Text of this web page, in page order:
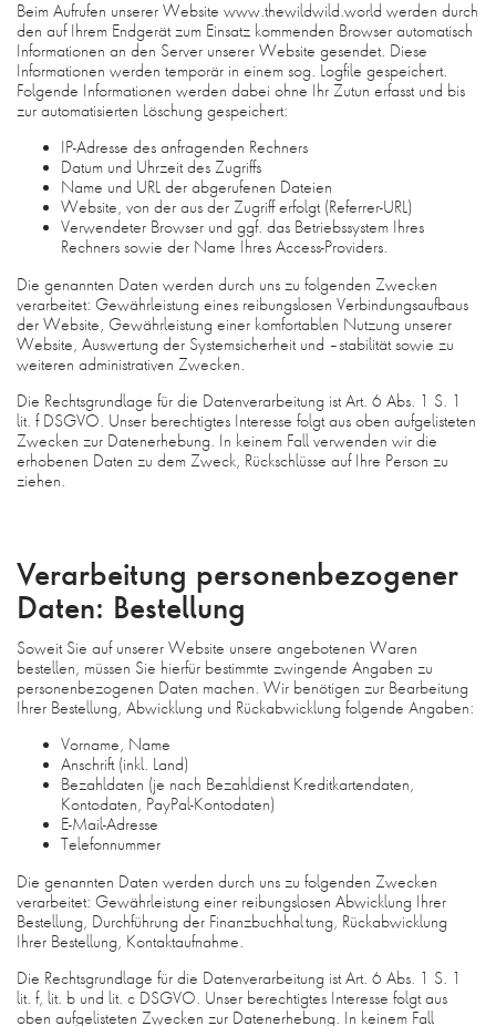
Beim Aufrufen unserer Website www.thewildwild.world werden durch
den auf Ihrem Endgerät zum Einsatz kommenden Browser automatisch
Informationen an den Server unserer Website gesendet. Diese
Informationen werden temporär in einem sog. Logfile gespeichert.
Folgende Informationen werden dabei ohne Ihr Zutun erfasst und bis
zur automatisierten Löschung gespeichert:
IP-Adresse des anfragenden Rechners
Datum und Uhrzeit des Zugriffs
Name und URL der abgerufenen Dateien
Website, von der aus der Zugriff erfolgt (Referrer-URL)
Verwendeter Browser und ggf. das Betriebssystem Ihres
Rechners sowie der Name Ihres Access-Providers.
Die genannten Daten werden durch uns zu folgenden Zwecken
verarbeitet: Gewährleistung eines reibungslosen Verbindungsaufbaus
der Website, Gewährleistung einer komfortablen Nutzung unserer
Website, Auswertung der Systemsicherheit und –stabilität sowie zu
weiteren administrativen Zwecken.
Die Rechtsgrundlage für die Datenverarbeitung ist Art. 6 Abs. 1 S. 1
lit. f DSGVO. Unser berechtigtes Interesse folgt aus oben aufgelisteten
Zwecken zur Datenerhebung. In keinem Fall verwenden wir die
erhobenen Daten zu dem Zweck, Rückschlüsse auf Ihre Person zu
ziehen.
Verarbeitung personenbezogener
Daten: Bestellung
Soweit Sie auf unserer Website unsere angebotenen Waren
bestellen, müssen Sie hierfür bestimmte zwingende Angaben zu
personenbezogenen Daten machen. Wir benötigen zur Bearbeitung
Ihrer Bestellung, Abwicklung und Rückabwicklung folgende Angaben:
Vorname, Name
Anschrift (inkl. Land)
Bezahldaten (je nach Bezahldienst Kreditkartendaten,
Kontodaten, PayPal-Kontodaten)
E-Mail-Adresse
Telefonnummer
Die genannten Daten werden durch uns zu folgenden Zwecken
verarbeitet: Gewährleistung einer reibungslosen Abwicklung Ihrer
Bestellung, Durchführung der Finanzbuchhaltung, Rückabwicklung
Ihrer Bestellung, Kontaktaufnahme.
Die Rechtsgrundlage für die Datenverarbeitung ist Art. 6 Abs. 1 S. 1
lit. f, lit. b und lit. c DSGVO. Unser berechtigtes Interesse folgt aus
oben aufgelisteten Zwecken zur Datenerhebung. In keinem Fall